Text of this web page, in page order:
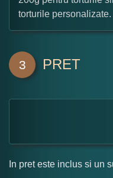
torturile personalizate.
3 PRET
In pret este inclus si un